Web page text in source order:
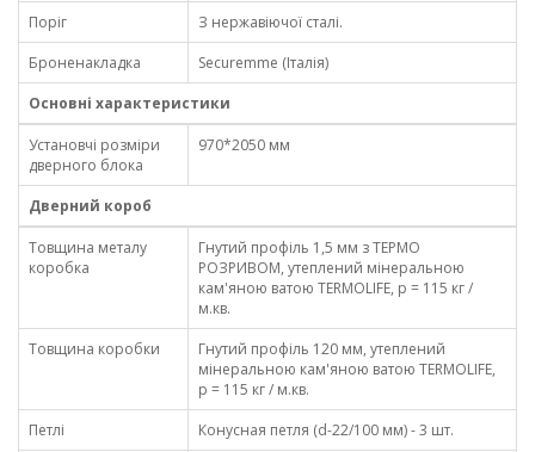
Поріг
З нержавіючої сталі.
Броненакладка
Securemme (Італія)
Основні характеристики
Установчі розміри
дверного блока
970*2050 мм
Дверний короб
Товщина металу
коробка
Гнутий профіль 1,5 мм з ТЕРМО
РОЗРИВОМ, утеплений мінеральною
кам'яною ватою TERMOLIFE, p = 115 кг /
м.кв.
Товщина коробки
Гнутий профіль 120 мм, утеплений
мінеральною кам'яною ватою TERMOLIFE,
p = 115 кг / м.кв.
Петлі
Конусная петля (d-22/100 мм) - 3 шт.